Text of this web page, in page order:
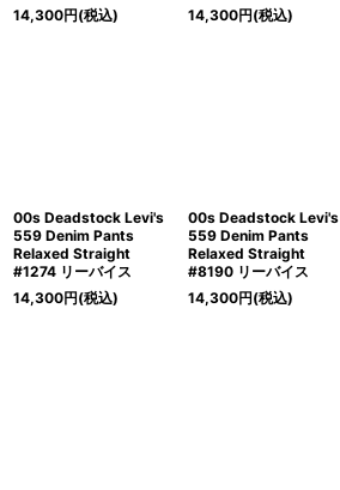
14,300円(税込)
14,300円(税込)
00s Deadstock Levi's
559 Denim Pants
Relaxed Straight
#1274 リーバイス
14,300円(税込)
00s Deadstock Levi's
559 Denim Pants
Relaxed Straight
#8190 リーバイス
14,300円(税込)